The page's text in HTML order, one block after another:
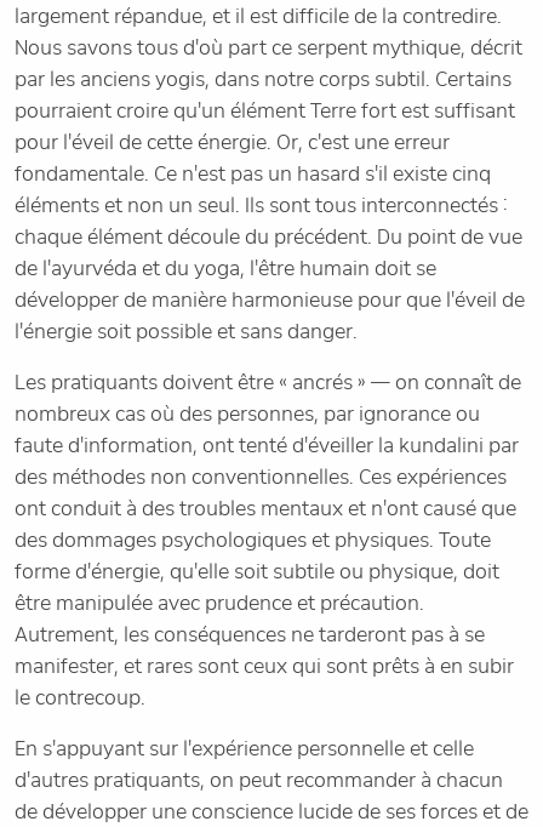
largement répandue, et il est difficile de la contredire.
Nous savons tous d'où part ce serpent mythique, décrit
par les anciens yogis, dans notre corps subtil. Certains
pourraient croire qu'un élément Terre fort est suffisant
pour l'éveil de cette énergie. Or, c'est une erreur
fondamentale. Ce n'est pas un hasard s'il existe cinq
éléments et non un seul. Ils sont tous interconnectés :
chaque élément découle du précédent. Du point de vue
de l'ayurvéda et du yoga, l'être humain doit se
développer de manière harmonieuse pour que l'éveil de
l'énergie soit possible et sans danger.
Les pratiquants doivent être « ancrés » — on connaît de
nombreux cas où des personnes, par ignorance ou
faute d'information, ont tenté d'éveiller la kundalini par
des méthodes non conventionnelles. Ces expériences
ont conduit à des troubles mentaux et n'ont causé que
des dommages psychologiques et physiques. Toute
forme d'énergie, qu'elle soit subtile ou physique, doit
être manipulée avec prudence et précaution.
Autrement, les conséquences ne tarderont pas à se
manifester, et rares sont ceux qui sont prêts à en subir
le contrecoup.
En s'appuyant sur l'expérience personnelle et celle
d'autres pratiquants, on peut recommander à chacun
de développer une conscience lucide de ses forces et de